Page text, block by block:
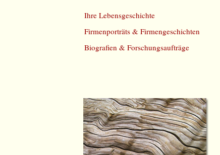
Ihre Lebensgeschichte
Firmenporträts & Firmengeschichten
Biografien & Forschungsaufträge